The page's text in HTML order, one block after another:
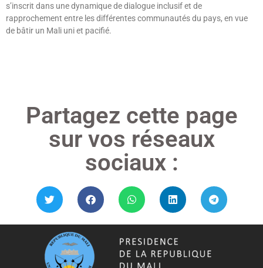
s’inscrit dans une dynamique de dialogue inclusif et de
rapprochement entre les différentes communautés du pays, en vue
de bâtir un Mali uni et pacifié.
Partagez cette page
sur vos réseaux
sociaux :